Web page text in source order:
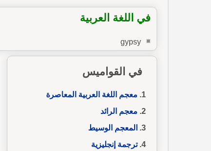
في اللغة العربية
gypsy
في القواميس
معجم اللغة العربية المعاصرة
معجم الرائد
المعجم الوسيط
ترجمة إنجليزية